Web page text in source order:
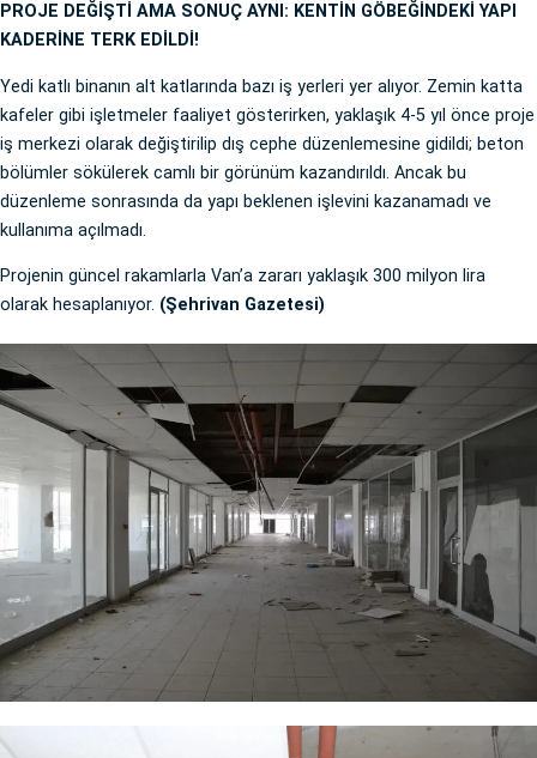
PROJE DEĞİŞTİ AMA SONUÇ AYNI: KENTİN GÖBEĞİNDEKİ YAPI
KADERİNE TERK EDİLDİ!
Yedi katlı binanın alt katlarında bazı iş yerleri yer alıyor. Zemin katta
kafeler gibi işletmeler faaliyet gösterirken, yaklaşık 4-5 yıl önce proje
iş merkezi olarak değiştirilip dış cephe düzenlemesine gidildi; beton
bölümler sökülerek camlı bir görünüm kazandırıldı. Ancak bu
düzenleme sonrasında da yapı beklenen işlevini kazanamadı ve
kullanıma açılmadı.
Projenin güncel rakamlarla Van’a zararı yaklaşık 300 milyon lira
olarak hesaplanıyor. (Şehrivan Gazetesi)